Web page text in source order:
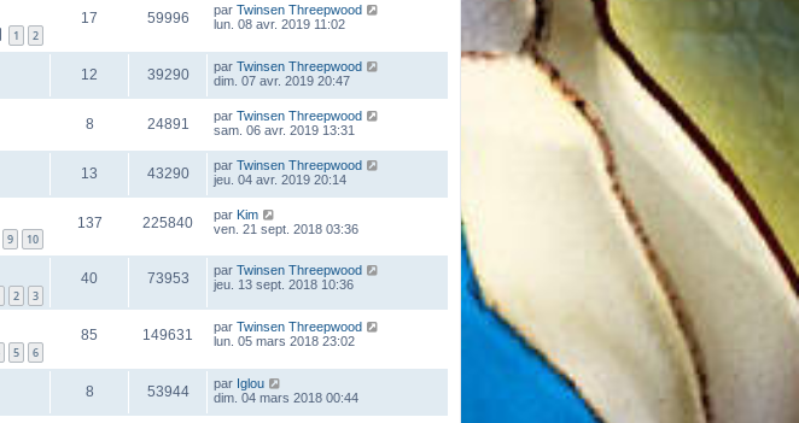
1 2
17 59996 par Twinsen Threepwood
lun. 08 avr. 2019 11:02
12 39290 par Twinsen Threepwood
dim. 07 avr. 2019 20:47
8 24891 par Twinsen Threepwood
sam. 06 avr. 2019 13:31
13 43290 par Twinsen Threepwood
jeu. 04 avr. 2019 20:14
9 10
137 225840 par Kim
ven. 21 sept. 2018 03:36
2 3
40 73953 par Twinsen Threepwood
jeu. 13 sept. 2018 10:36
5 6
85 149631 par Twinsen Threepwood
lun. 05 mars 2018 23:02
8 53944 par Iglou
dim. 04 mars 2018 00:44